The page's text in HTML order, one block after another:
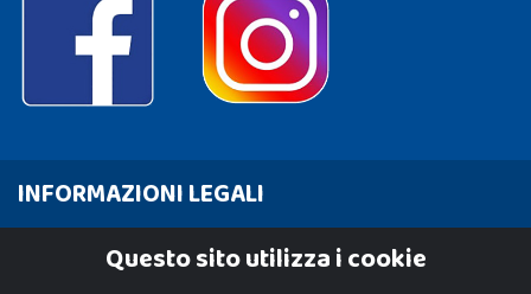
INFORMAZIONI LEGALI
Cookie PolicyQuesto sito utilizza i cookie